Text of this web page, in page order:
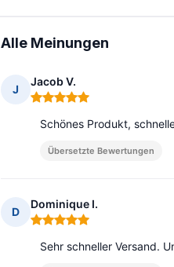
Alle Meinungen
J
Jacob V.
Hinweis: 5 von 5
Schönes Produkt,
Übersetzte Bewertungen
D
Dominique I.
Hinweis: 5 von 5
Sehr schneller Versand.